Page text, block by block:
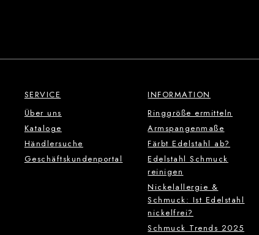
SERVICE
Über uns
Kataloge
Händlersuche
Geschäftskundenportal
INFORMATION
Ringgröße ermitteln
Armspangenmaße
Färbt Edelstahl ab?
Edelstahl Schmuck
reinigen
Nickelallergie &
Schmuck: Ist Edelstahl
nickelfrei?
Schmuck Trends 2025